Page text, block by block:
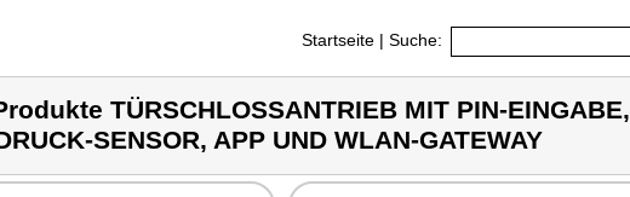
Startseite | Suche:
TÜRSCHLOSSANTRIEB MIT PIN-EINGABE,
SENSOR, APP UND WLAN-GATEWAY